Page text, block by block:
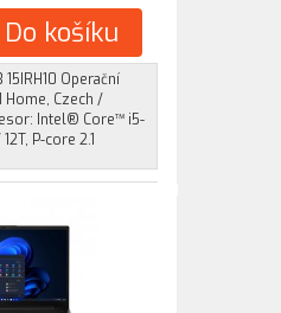
Do košíku
Operační
Home, Czech /
Intel® Core™ i5-
P-core 2.1